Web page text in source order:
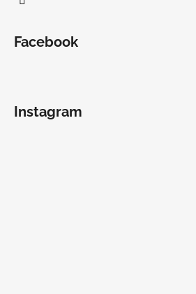
Facebook
Instagram